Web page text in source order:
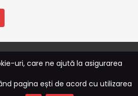
uri, care ne ajută la asigurarea
pagina ești de acord cu utilizarea
Rebootcode Soft
și Condiții|ANPC|